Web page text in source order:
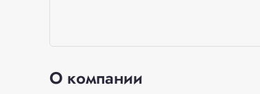
О компании